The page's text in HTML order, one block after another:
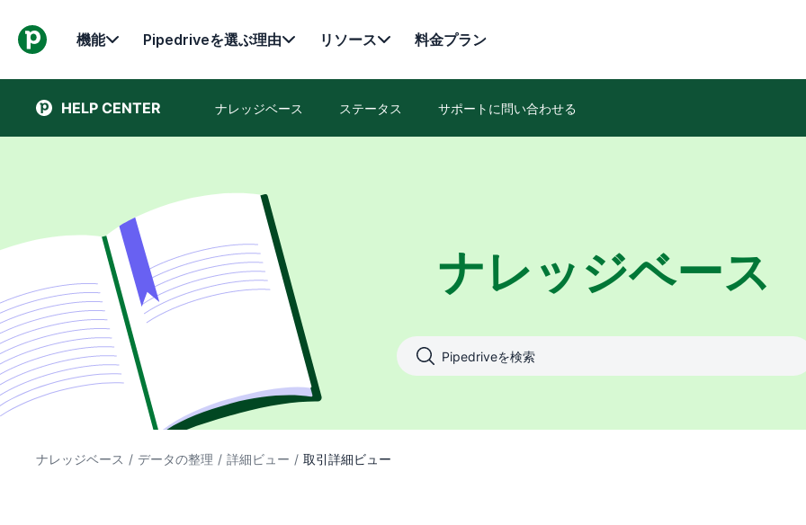
機能 Pipedriveを選ぶ理由 リソース 料金プラン
HELP CENTER ナレッジベース ステータス サポートに問い合わせる
ナレッジベース
ナレッジベース / データの整理 / 詳細ビュー / 取引詳細ビュー